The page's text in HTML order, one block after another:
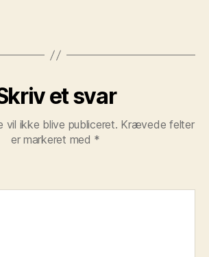
et svar
vil ikke blive publiceret. Krævede felter
er markeret med *